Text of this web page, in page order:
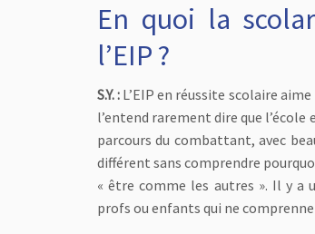
En quoi la
l’EIP ?
S.Y. : L’EIP en réussite scolaire
l’entend rarement dire que
parcours du combattant, avec
différent sans comprendre
« être comme les autres ». Il y a
profs ou enfants qui ne